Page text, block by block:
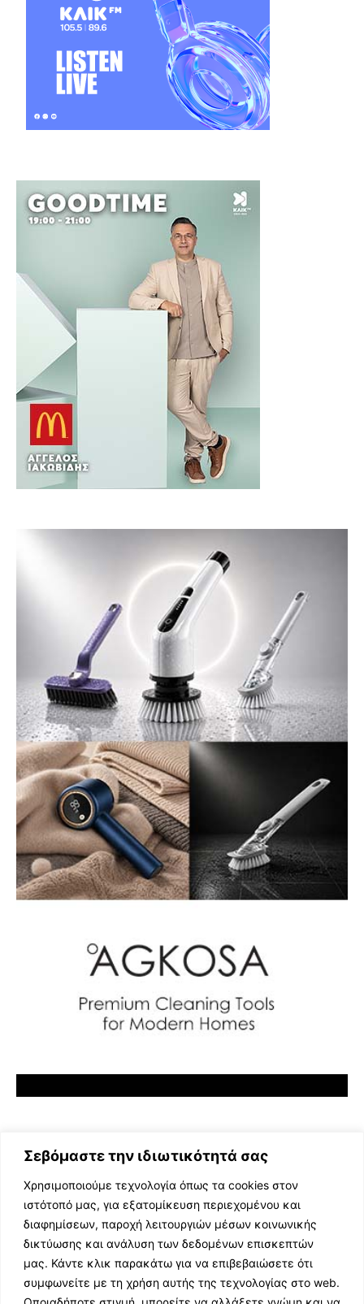
Σεβόμαστε την ιδιωτικότητά σας
Χρησιμοποιούμε τεχνολογία όπως τα cookies στον
ιστότοπό μας, για εξατομίκευση περιεχομένου και
διαφημίσεων, παροχή λειτουργιών μέσων κοινωνικής
δικτύωσης και ανάλυση των δεδομένων επισκεπτών
μας. Κάντε κλικ παρακάτω για να επιβεβαιώσετε ότι
συμφωνείτε με τη χρήση αυτής της τεχνολογίας στο web.
ΕΛΛΗΝΙΚΗ ΜΟΥΣΙΚΗ
TV SHOWS
EVENTS
ΘΕΑΤΡΟ